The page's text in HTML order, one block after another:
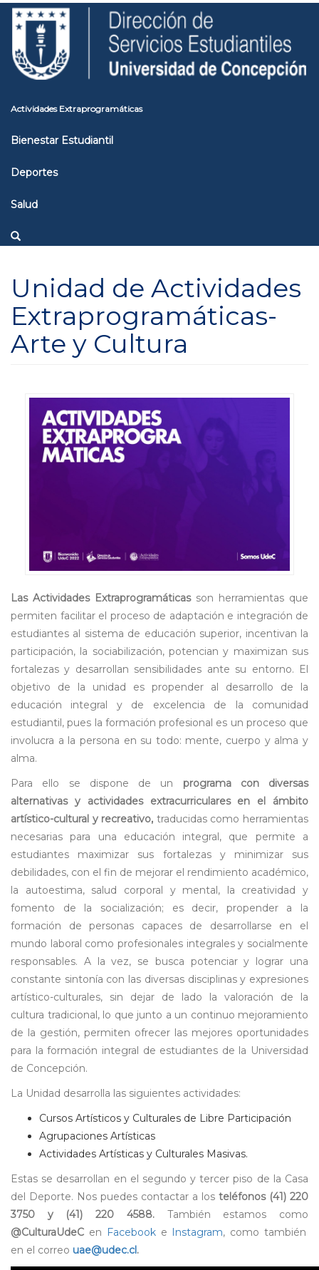
Pasar
contenido
principal
Toggle
high
contrast
Actividades Extraprogramáticas
Bienestar Estudiantil
Deportes
Salud
Unidad de Actividades
Extraprogramáticas-
Arte y Cultura
Las Actividades Extraprogramáticasson herramientas que
permiten facilitar el proceso de adaptación e integración de
estudiantes al sistema de educación superior, incentivan la
participación, la sociabilización, potencian y maximizan sus
fortalezas y desarrollan sensibilidades ante su entorno. El
objetivo de la unidad es propender al desarrollo de la
educación integral y de excelencia de la comunidad
estudiantil, pues la formación profesional es un proceso que
involucra a la persona en su todo: mente, cuerpo y alma y
alma.
Para ello se dispone de un programa con diversas
alternativas y actividades extracurriculares en el ámbito
artístico-cultural y recreativo, traducidas como herramientas
necesarias para una educación integral, que permite a
estudiantes maximizar sus fortalezas y minimizar sus
debilidades, con el fin de mejorar el rendimiento académico,
la autoestima, salud corporal y mental, la creatividad y
fomento de la socialización; es decir, propender a la
formación de personas capaces de desarrollarse en el
mundo laboral como profesionales integrales y socialmente
responsables. A la vez, se busca potenciar y lograr una
constante sintonía con las diversas disciplinas y expresiones
artístico-culturales, sin dejar de lado la valoración de la
cultura tradicional, lo que junto a un continuo mejoramiento
de la gestión, permiten ofrecer las mejores oportunidades
para la formación integral de estudiantes de la Universidad
de Concepción.
La Unidad desarrolla las siguientes actividades:
Cursos Artísticos y Culturales de Libre Participación
Agrupaciones Artísticas
Actividades Artísticas y Culturales Masivas.
Estas se desarrollan en el segundo y tercer piso de la Casa
del Deporte. Nos puedes contactar a los teléfonos (41) 220
3750 y (41) 220 4588. También estamos como
@CulturaUdeC en Facebooke Instagram, como también
en el correo uae@udec.cl.